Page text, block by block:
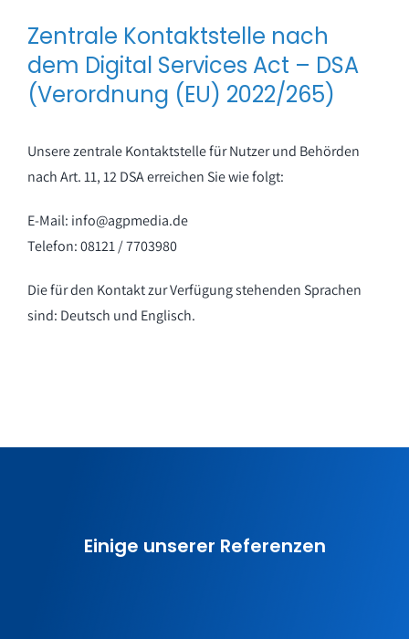
Zentrale Kontaktstelle nach
dem Digital Services Act – DSA
(Verordnung (EU) 2022/265)
Unsere zentrale Kontaktstelle für Nutzer und Behörden
nach Art. 11, 12 DSA erreichen Sie wie folgt:
E-Mail: info@agpmedia.de
Telefon: 08121 / 7703980
Die für den Kontakt zur Verfügung stehenden Sprachen
sind: Deutsch und Englisch.
Einige unserer Referenzen